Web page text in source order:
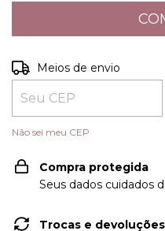
Entregas para o CEP:
Meios de envio
Não sei meu CEP
Compra protegida
Seus dados cuidados
Trocas e devoluções